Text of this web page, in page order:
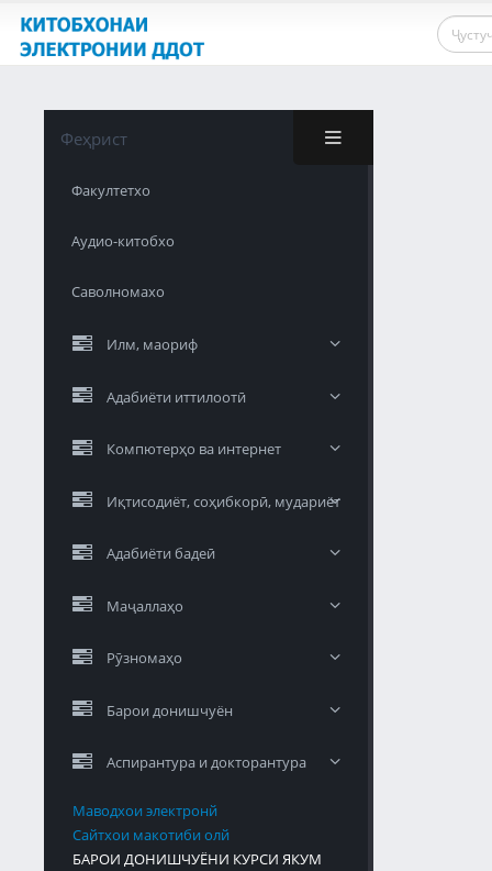
Феҳрист
Факултетхо
Аудио-китобхо
Саволномахо
Илм, маориф
Адабиёти иттилоотӣ
Компютерҳо ва интернет
Иқтисодиёт, соҳибкорӣ, мудариёт
Адабиёти бадеӣ
Маҷаллаҳо
Рӯзномаҳо
Барои донишчуён
Аспирантура и докторантура
Маводхои электронй
Сайтхои макотиби олй
БАРОИ ДОНИШЧУЁНИ КУРСИ ЯКУМ